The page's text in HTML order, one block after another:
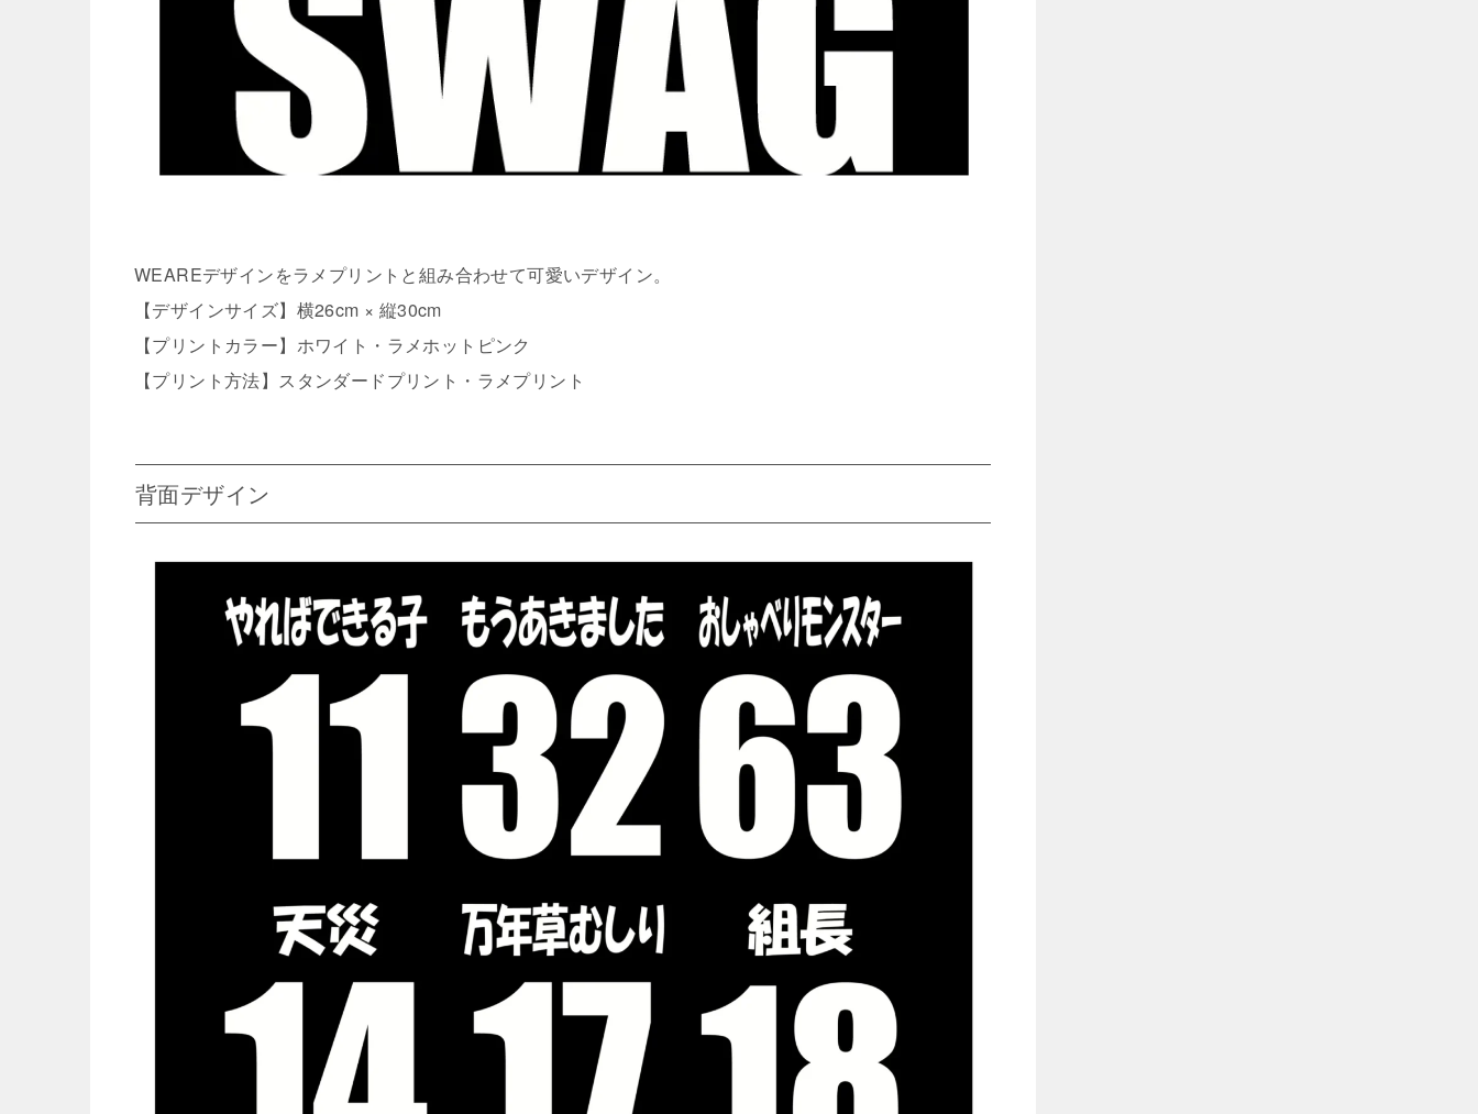
WEAREデザインをラメプリントと組み合わせて可愛いデザイン。
【デザインサイズ】横26cm × 縦30cm
【プリントカラー】ホワイト・ラメホットピンク
【プリント方法】スタンダードプリント・ラメプリント
背面デザイン